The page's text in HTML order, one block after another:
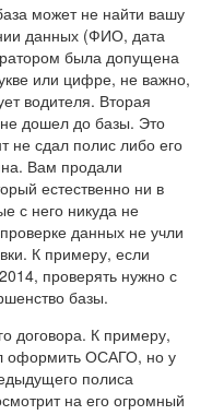
может не найти вашу
данных (ФИО, дата
была допущена
или цифре, не важно,
водителя. Вторая
дошел до базы. Это
не сдал полис либо его
Вам продали
естественно ни в
с него никуда не
данных не учли
К примеру, если
проверять нужно с
базы.
договора. К примеру,
оформить ОСАГО, но у
полиса
на его огромный